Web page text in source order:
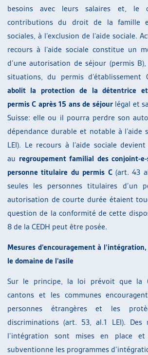
besoins avec leurs salaires et, le
contributions du droit de la famille
sociales, à l’exclusion de l’aide sociale.
recours à l’aide sociale constitue un
d’une autorisation de séjour (permis
situations, du permis d’établissement
abolit la protection de la détentrice
permis C après 15 ans de séjour légal et
Suisse: elle ou il pourra perdre son
dépendance durable et notable à l’aide
LEI). Le recours à l’aide sociale
au regroupement familial des conjoint-
personne titulaire du permis C (art. 43
seules les personnes titulaires d’un
autorisation de courte durée étaient
question de la conformité de cette
8 de la CEDH peut être posée.
Mesures d’encouragement à
le domaine de l’asile
Sur le principe, la loi prévoit que la
cantons et les communes
personnes étrangères et les
discriminations (art. 53, al.1 LEI). Des
l’intégration sont mises en place et
subventionne les programmes